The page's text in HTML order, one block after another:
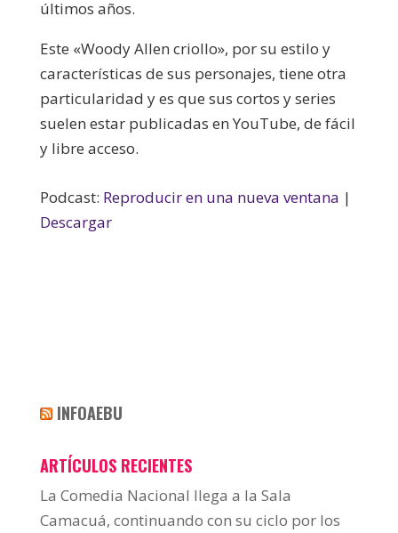
últimos años.
Este «Woody Allen criollo», por su estilo y
características de sus personajes, tiene otra
particularidad y es que sus cortos y series
suelen estar publicadas en YouTube, de fácil
y libre acceso.
Podcast: Reproducir en una nueva ventana |
Descargar
INFOAEBU
ARTÍCULOS RECIENTES
La Comedia Nacional llega a la Sala
Camacuá, continuando con su ciclo por los